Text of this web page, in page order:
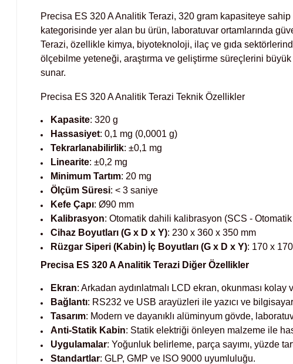
Precisa ES 320 A Analitik Terazi, 320 gram kapasiteye
kategorisinde yer alan bu ürün, laboratuvar ortamlarında
Terazi, özellikle kimya, biyoteknoloji, ilaç ve gıda
ölçebilme yeteneği, araştırma ve geliştirme süreçlerini
sunar.
Precisa ES 320 A Analitik Terazi Teknik Özellikler
Kapasite: 320 g
Hassasiyet: 0,1 mg (0,0001 g)
Tekrarlanabilirlik: ±0,1 mg
Linearite: ±0,2 mg
Minimum Tartım: 20 mg
Ölçüm Süresi: < 3 saniye
Kefe Çapı: Ø90 mm
Kalibrasyon: Otomatik dahili kalibrasyon (SCS -
Cihaz Boyutları (G x D x Y): 230 x 360 x 350 mm
Rüzgar Siperi (Kabin) İç Boyutları (G x D x Y): 170 x
Precisa ES 320 A Analitik Terazi Diğer Özellikler
Ekran: Arkadan aydınlatmalı LCD ekran, okunması kolay
Bağlantı: RS232 ve USB arayüzleri ile yazıcı ve bilgisayar
Tasarım: Modern ve dayanıklı alüminyum gövde,
Anti-Statik Kabin: Statik elektriği önleyen malzeme ile
Uygulamalar: Yoğunluk belirleme, parça sayımı, yüzde
Standartlar: GLP, GMP ve ISO 9000 uyumluluğu.